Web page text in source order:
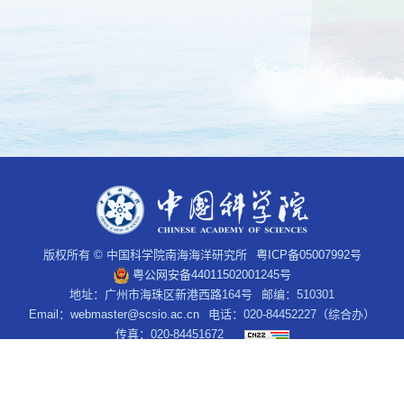
版权所有 © 中国科学院南海海洋研究所
粤ICP备05007992号
粤公网安备44011502001245号
地址：广州市海珠区新港西路164号
邮编：510301
Email： webmaster@scsio.ac.cn
电话：020-84452227（综合办）
传真：020-84451672